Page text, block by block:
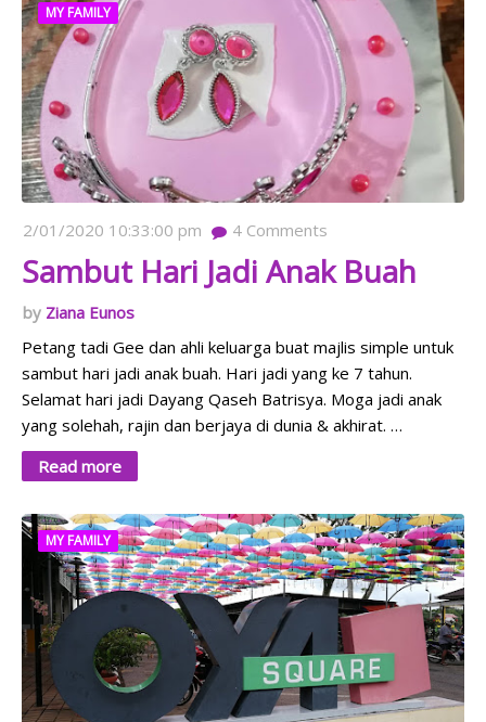
MY FAMILY
2/01/2020 10:33:00 pm 4 Comments
Sambut Hari Jadi Anak Buah
Ziana Eunos
Petang tadi Gee dan ahli keluarga buat majlis simple untuk
sambut hari jadi anak buah. Hari jadi yang ke 7 tahun.
Selamat hari jadi Dayang Qaseh Batrisya. Moga jadi anak
yang solehah, rajin dan berjaya di dunia & akhirat. …
Read more
MY FAMILY